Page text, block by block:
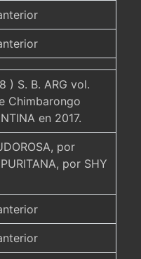
) S. B. ARG vol.
Chimbarongo
en 2017.
por
por SHY